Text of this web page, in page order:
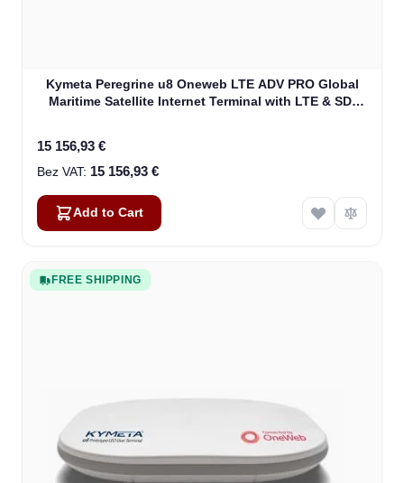
Kymeta Peregrine u8 Oneweb LTE ADV PRO Global
Maritime Satellite Internet Terminal with LTE & SD-
15 156,93 €
15 156,93 €
Add to Cart
FREE SHIPPING